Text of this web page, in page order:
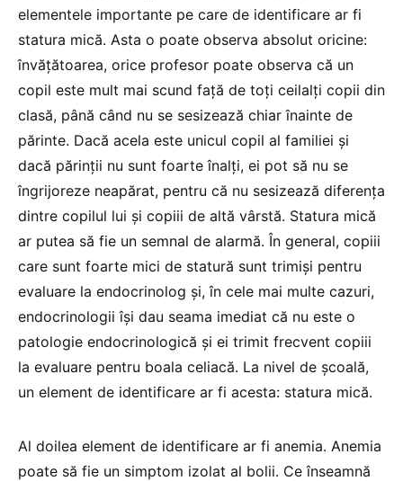
elementele importante pe care de identificare ar fi
statura mică. Asta o poate observa absolut oricine:
învățătoarea, orice profesor poate observa că un
copil este mult mai scund față de toți ceilalți copii din
clasă, până când nu se sesizează chiar înainte de
părinte. Dacă acela este unicul copil al familiei și
dacă părinții nu sunt foarte înalți, ei pot să nu se
îngrijoreze neapărat, pentru că nu sesizează diferența
dintre copilul lui și copiii de altă vârstă. Statura mică
ar putea să fie un semnal de alarmă. În general, copiii
care sunt foarte mici de statură sunt trimiși pentru
evaluare la endocrinolog și, în cele mai multe cazuri,
endocrinologii își dau seama imediat că nu este o
patologie endocrinologică și ei trimit frecvent copiii
la evaluare pentru boala celiacă. La nivel de școală,
un element de identificare ar fi acesta: statura mică.
Al doilea element de identificare ar fi anemia. Anemia
poate să fie un simptom izolat al bolii. Ce înseamnă